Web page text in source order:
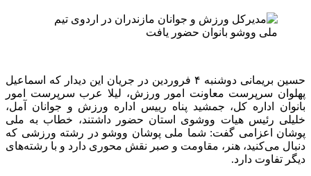
حسین بریمانی دوشنبه ۴ فروردین در جریان این دیدار که اسماعیل
پهلوان سرپرست معاونت امور ورزش، لیلا عرب سرپرست امور
بانوان اداره کل، جمشید پناه رییس اداره ورزش و جوانان آمل،
خلیلی رئیس هیات ووشوی استان حضور داشتند، خطاب به ملی
پوشان اعزامی گفت: شما ملی پوشان ووشو در رشته‌ ورزشی که
دنبال می‌کنید، هنر، مقاومت و صبر نقش محوری دارد و با رشته‌های
دیگر تفاوت دارد.